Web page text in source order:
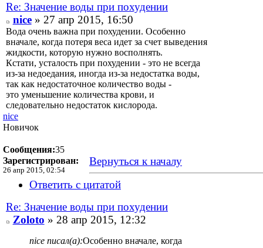
Re: Значение воды при похудении
nice» 27 апр 2015, 16:50
Вода очень важна при похудении. Особенно
вначале, когда потеря веса идет за счет выведения
жидкости, которую нужно восполнять.
Кстати, усталость при похудении - это не всегда
из-за недоедания, иногда из-за недостатка воды,
так как недостаточное количество воды -
это уменьшение количества крови, и
следовательно недостаток кислорода.
nice
Новичок
Сообщения:35
Зарегистрирован:
26 апр 2015, 02:54
Вернуться к началу
Ответить с цитатой
Re: Значение воды при похудении
Zoloto » 28 апр 2015, 12:32
nice писал(а):Особенно вначале, когда